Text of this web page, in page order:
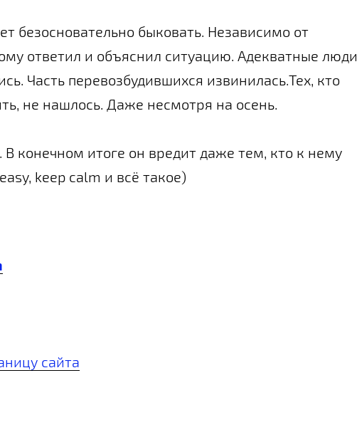
безосновательно быковать. Независимо от
ответил и объяснил ситуацию. Адекватные люди
Часть перевозбудившихся извинилась.Тех, кто
не нашлось. Даже несмотря на осень.
конечном итоге он вредит даже тем, кто к нему
keep calm и всё такое)
сайта